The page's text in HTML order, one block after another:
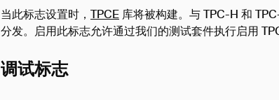
当此标志设置时， TPCE 库将被构建。与 TPC-H 和
分发。启用此标志允许通过我们的测试套件执行启用
调试标志